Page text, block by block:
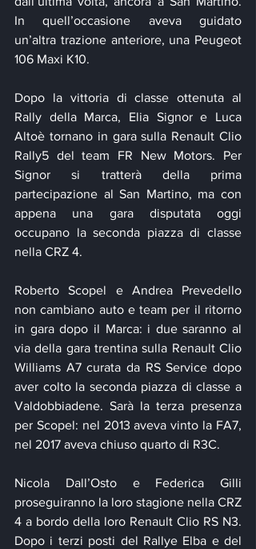
In quell’occasione aveva guidato
un’altra trazione anteriore, una Peugeot
106 Maxi K10.
Dopo la vittoria di classe ottenuta al
Rally della Marca, Elia Signor e Luca
Altoè tornano in gara sulla Renault Clio
Rally5 del team FR New Motors. Per
Signor si tratterà della prima
partecipazione al San Martino, ma con
appena una gara disputata oggi
occupano la seconda piazza di classe
nella CRZ 4.
Roberto Scopel e Andrea Prevedello
non cambiano auto e team per il ritorno
in gara dopo il Marca: i due saranno al
via della gara trentina sulla Renault Clio
Williams A7 curata da RS Service dopo
aver colto la seconda piazza di classe a
Valdobbiadene. Sarà la terza presenza
per Scopel: nel 2013 aveva vinto la FA7,
nel 2017 aveva chiuso quarto di R3C.
Nicola Dall’Osto e Federica Gilli
proseguiranno la loro stagione nella CRZ
4 a bordo della loro Renault Clio RS N3.
Dopo i terzi posti del Rallye Elba e del